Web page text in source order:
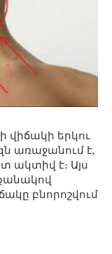
վիճակի երկու
առաջանում է,
ակտիվ է։ Այս
բնորոշվում